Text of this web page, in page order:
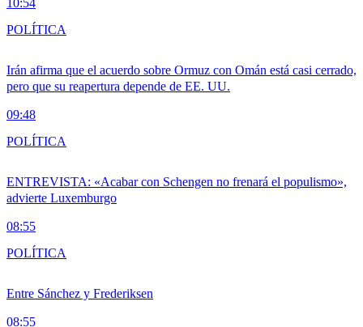
Irán afirma que el acuerdo sobre Ormuz con Omán está casi cerrado,
pero que su reapertura depende de EE. UU.
09:48
POLÍTICA
ENTREVISTA: «Acabar con Schengen no frenará el populismo»,
advierte Luxemburgo
08:55
POLÍTICA
Entre Sánchez y Frederiksen
08:55
POLÍTICA